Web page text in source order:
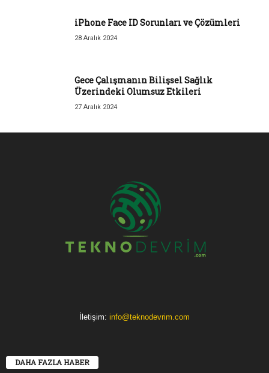
iPhone Face ID Sorunları ve Çözümleri
28 Aralık 2024
Gece Çalışmanın Bilişsel Sağlık
Üzerindeki Olumsuz Etkileri
27 Aralık 2024
İletişim: info@teknodevrim.com
DAHA FAZLA HABER